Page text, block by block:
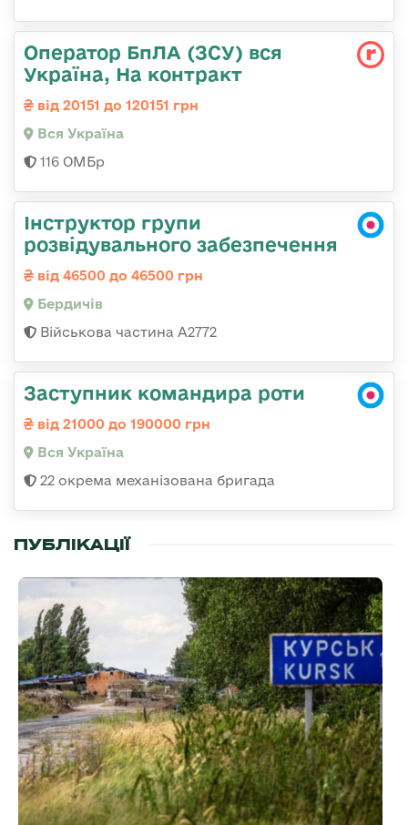
Оператор БпЛА (ЗСУ) вся
Україна, На контракт
від 20151 до 120151 грн
Вся Україна
116 ОМБр
Інструктор групи
розвідувального забезпечення
від 46500 до 46500 грн
Бердичів
Військова частина А2772
Заступник командира роти
від 21000 до 190000 грн
Вся Україна
22 окрема механізована бригада
ПУБЛІКАЦІЇ